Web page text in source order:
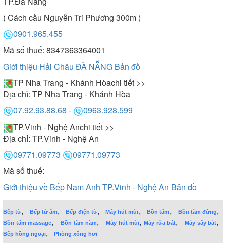
( Cách cầu Nguyễn Tri Phương 300m )
0901.965.455
Mã số thuế: 8347363364001
Giới thiệu Hải Châu ĐÀ NẴNG Bản đồ
TP Nha Trang - Khánh Hòachi tiết >>
Địa chỉ: TP Nha Trang - Khánh Hòa
07.92.93.88.68 -
0963.928.599
TP.Vinh - Nghệ Anchi tiết >>
Địa chỉ: TP.Vinh - Nghệ An
09771.09773
09771.09773
Mã số thuế:
Giới thiệu về Bếp Nam Anh TP.Vinh - Nghệ An Bản đồ
Bếp từ, Bếp từ âm,Bếp điện từ,Máy hút mùi, Bồn tắm, Bồn tắm đứng,
Bồn tắm massage,Bồn tắm nằm,Máy hút mùi,Máy rửa bát,Máy sấy bát,
Bếp hồng ngoại, Phòng xông hơi